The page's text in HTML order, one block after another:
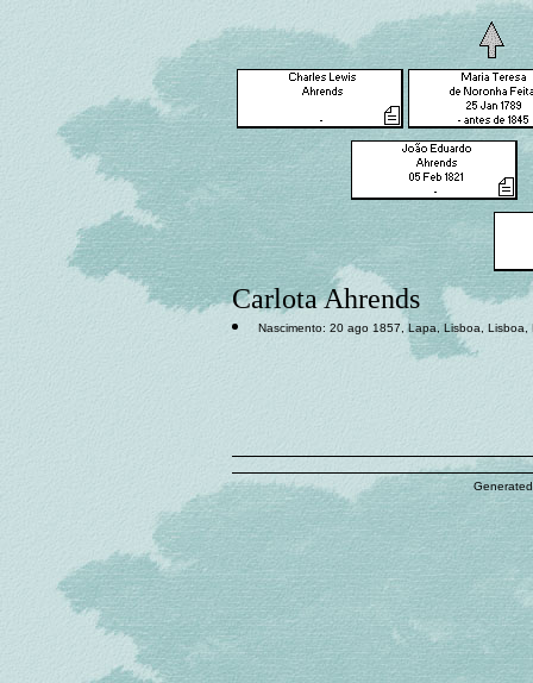
Carlota Ahrends
Nascimento: 20 ago 1857, Lapa, Lisboa, Lisboa,